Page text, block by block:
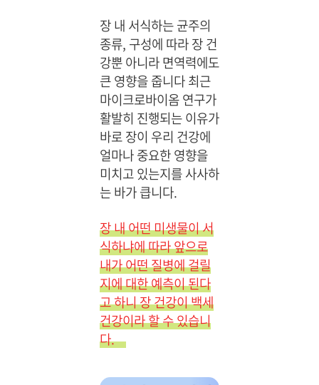
장 내 서식하는 균주의
종류, 구성에 따라 장 건
강뿐 아니라 면역력에도
큰 영향을 줍니다 최근
마이크로바이옴 연구가
활발히 진행되는 이유가
바로 장이 우리 건강에
얼마나 중요한 영향을
미치고 있는지를 사사하
는 바가 큽니다.
장 내 어떤 미생물이 서
식하냐에 따라 앞으로
내가 어떤 질병에 걸릴
지에 대한 예측이 된다
고 하니 장 건강이 백세
건강이라 할 수 있습니
다.